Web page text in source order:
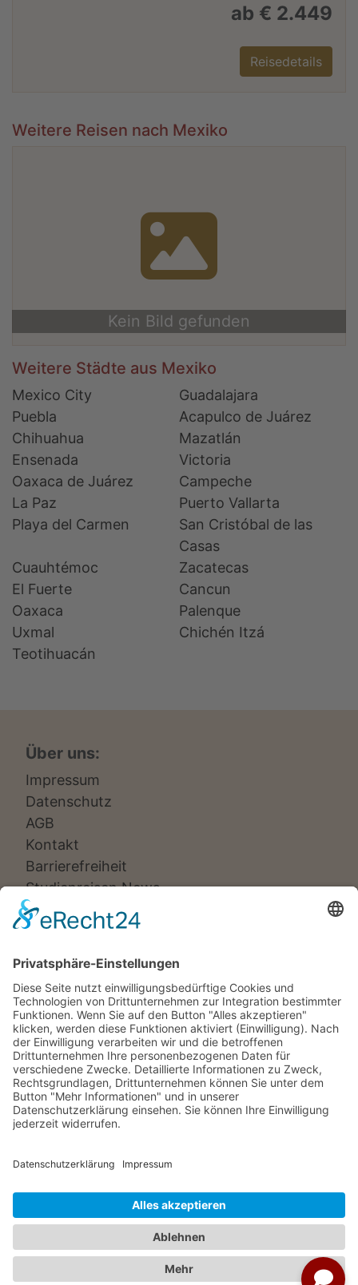
ab € 2.449
Reisedetails
Weitere Reisen nach Mexiko
Kein Bild gefunden
Weitere Städte aus Mexiko
Mexico City
Guadalajara
Puebla
Acapulco de Juárez
Chihuahua
Mazatlán
Ensenada
Victoria
Oaxaca de Juárez
Campeche
La Paz
Puerto Vallarta
Playa del Carmen
San Cristóbal de las
Casas
Cuauhtémoc
Zacatecas
El Fuerte
Cancun
Oaxaca
Palenque
Uxmal
Chichén Itzá
Teotihuacán
Über uns:
Impressum
Datenschutz
AGB
Kontakt
Barrierefreiheit
Studienreisen News
Veranstalter:
Ameropa Reisen
Bavaria Fernreisen
Berge & Meer
Gebeco
Hauser exkursionen
Meiers Weltreisen
Nicko Cruises
SKR
Studiosus
TUI Tours
Studiosus Kultimer
© Studienreisen.de 2026